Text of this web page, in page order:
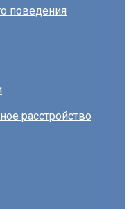
поведения
расстройство